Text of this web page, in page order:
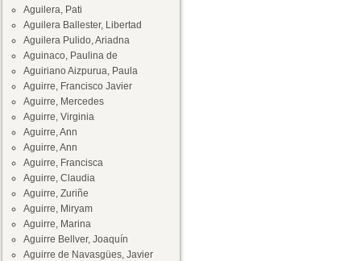
Aguilera, Pati
Aguilera Ballester, Libertad
Aguilera Pulido, Ariadna
Aguinaco, Paulina de
Aguiriano Aizpurua, Paula
Aguirre, Francisco Javier
Aguirre, Mercedes
Aguirre, Virginia
Aguirre, Ann
Aguirre, Ann
Aguirre, Francisca
Aguirre, Claudia
Aguirre, Zuriñe
Aguirre, Miryam
Aguirre, Marina
Aguirre Bellver, Joaquín
Aguirre de Navasgües, Javier